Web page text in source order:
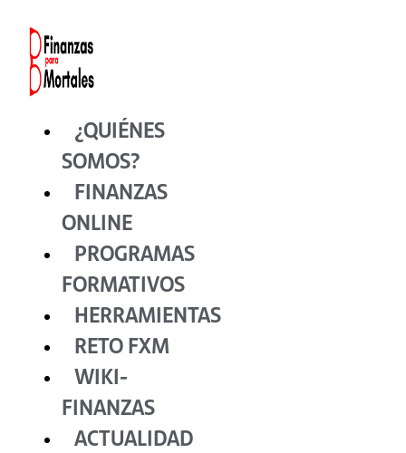
contenido
¿QUIÉNES
SOMOS?
FINANZAS
ONLINE
PROGRAMAS
FORMATIVOS
HERRAMIENTAS
RETO FXM
WIKI-
FINANZAS
ACTUALIDAD